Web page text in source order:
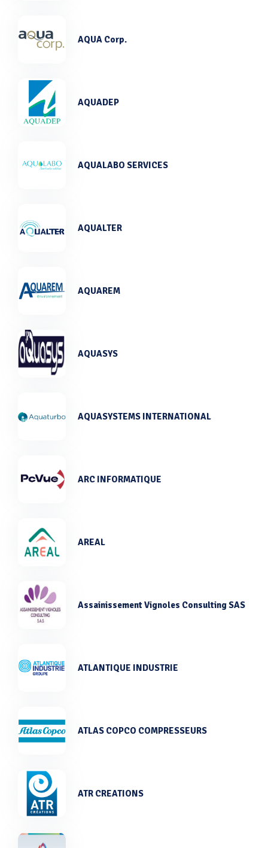
AQUA Corp.
AQUADEP
AQUALABO SERVICES
AQUALTER
AQUAREM
AQUASYS
AQUASYSTEMS INTERNATIONAL
ARC INFORMATIQUE
AREAL
Assainissement Vignoles Consulting SAS
ATLANTIQUE INDUSTRIE
ATLAS COPCO COMPRESSEURS
ATR CREATIONS